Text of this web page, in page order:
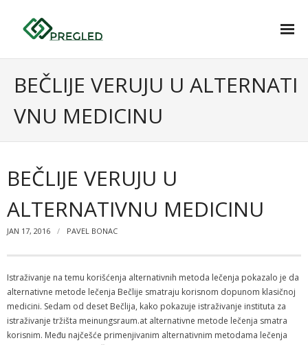
O nama
AKCIJE
- Najbolje iz Srbije
Kontakt
BEČLIJE VERUJU U ALTERNATI
VNU MEDICINU
BEČLIJE VERUJU U
ALTERNATIVNU MEDICINU
JAN 17, 2016 PAVEL BONAC
Istraživanje na temu korišćenja alternativnih metoda lečenja pokazalo je da
alternativne metode lečenja Bečlije smatraju korisnom dopunom klasičnoj
medicini. Sedam od deset Bečlija, kako pokazuje istraživanje instituta za
istraživanje tržišta meinungsraum.at alternativne metode lečenja smatra
korisnim. Među najčešće primenjivanim alternativnim metodama lečenja